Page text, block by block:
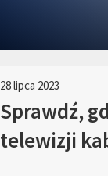
28 lipca 2023
Sprawdź,
telewizji